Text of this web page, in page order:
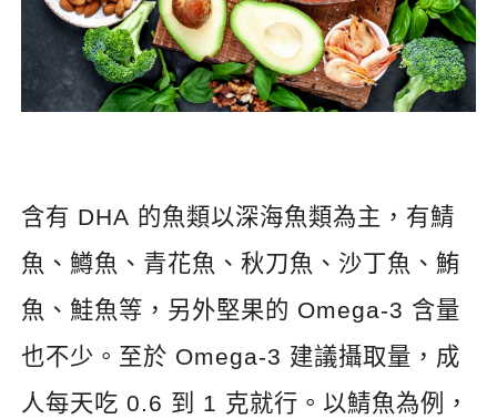
含有 DHA 的魚類以深海魚類為主，有鯖
魚、鱒魚、青花魚、秋刀魚、沙丁魚、鮪
魚、鮭魚等，另外堅果的 Omega-3 含量
也不少。至於 Omega-3 建議攝取量，成
人每天吃 0.6 到 1 克就行。以鯖魚為例，